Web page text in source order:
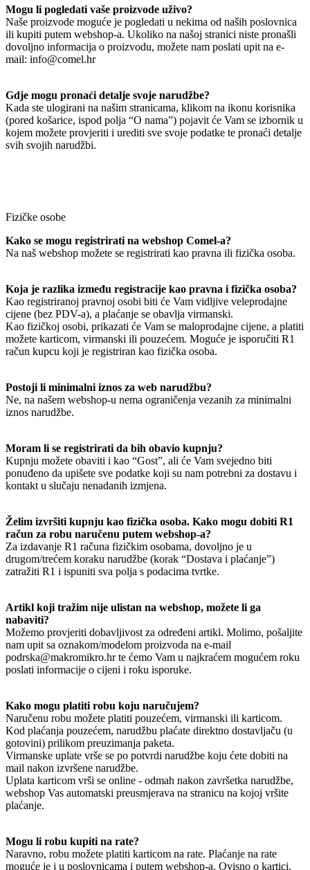
Mogu li pogledati vaše proizvode uživo?
Naše proizvode moguće je pogledati u nekima od naših poslovnica
ili kupiti putem webshop-a. Ukoliko na našoj stranici niste pronašli
dovoljno informacija o proizvodu, možete nam poslati upit na e-
mail: info@comel.hr
Gdje mogu pronaći detalje svoje narudžbe?
Kada ste ulogirani na našim stranicama, klikom na ikonu korisnika
(pored košarice, ispod polja “O nama”) pojavit će Vam se izbornik u
kojem možete provjeriti i urediti sve svoje podatke te pronaći detalje
svih svojih narudžbi.
Fizičke osobe
Kako se mogu registrirati na webshop Comel-a?
Na naš webshop možete se registrirati kao pravna ili fizička osoba.
Koja je razlika između registracije kao pravna i fizička osoba?
Kao registriranoj pravnoj osobi biti će Vam vidljive veleprodajne
cijene (bez PDV-a), a plaćanje se obavlja virmanski.
Kao fizičkoj osobi, prikazati će Vam se maloprodajne cijene, a platiti
možete karticom, virmanski ili pouzećem. Moguće je isporučiti R1
račun kupcu koji je registriran kao fizička osoba.
Postoji li minimalni iznos za web narudžbu?
Ne, na našem webshop-u nema ograničenja vezanih za minimalni
iznos narudžbe.
Moram li se registrirati da bih obavio kupnju?
Kupnju možete obaviti i kao “Gost”, ali će Vam svejedno biti
ponuđeno da upišete sve podatke koji su nam potrebni za dostavu i
kontakt u slučaju nenadanih izmjena.
Želim izvršiti kupnju kao fizička osoba. Kako mogu dobiti R1
račun za robu naručenu putem webshop-a?
Za izdavanje R1 računa fizičkim osobama, dovoljno je u
drugom/trećem koraku narudžbe (korak “Dostava i plaćanje”)
zatražiti R1 i ispuniti sva polja s podacima tvrtke.
Artikl koji tražim nije ulistan na webshop, možete li ga
nabaviti?
Možemo provjeriti dobavljivost za određeni artikl. Molimo, pošaljite
nam upit sa oznakom/modelom proizvoda na e-mail
podrska@makromikro.hr te ćemo Vam u najkraćem mogućem roku
poslati informacije o cijeni i roku isporuke.
Kako mogu platiti robu koju naručujem?
Naručenu robu možete platiti pouzećem, virmanski ili karticom.
Kod plaćanja pouzećem, narudžbu plaćate direktno dostavljaču (u
gotovini) prilikom preuzimanja paketa.
Virmanske uplate vrše se po potvrdi narudžbe koju ćete dobiti na
mail nakon izvršene narudžbe.
Uplata karticom vrši se online - odmah nakon završetka narudžbe,
webshop Vas automatski preusmjerava na stranicu na kojoj vršite
plaćanje.
Mogu li robu kupiti na rate?
Naravno, robu možete platiti karticom na rate. Plaćanje na rate
moguće je i u poslovnicama i putem webshop-a. Ovisno o kartici,